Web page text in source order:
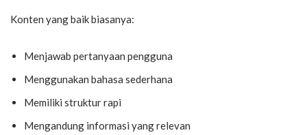
Konten yang baik biasanya:
Menjawab pertanyaan pengguna
Menggunakan bahasa sederhana
Memiliki struktur rapi
Mengandung informasi yang relevan